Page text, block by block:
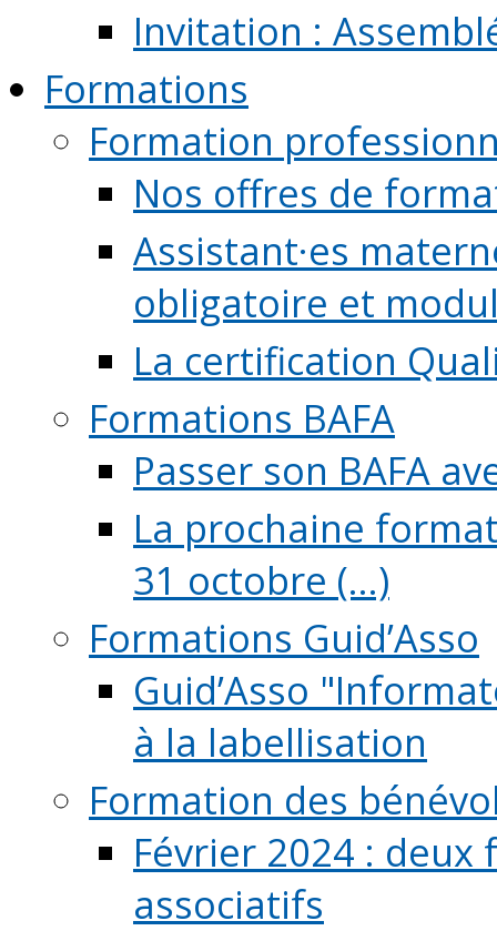
Invitation :
Formations
Formation
Nos offres de
Assistant·es
obligatoire et
La certification
Formations BAFA
Passer son BAFA
La prochaine
31 octobre (...)
Formations Guid’Asso
Guid’Asso
à la labellisation
Formation des
Février 2024 :
associatifs